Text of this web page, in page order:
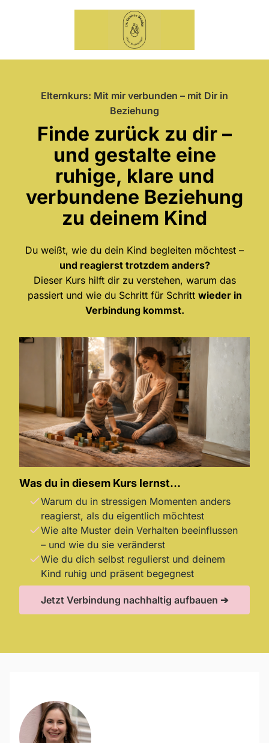
Elternkurs: Mit mir verbunden – mit Dir in
Beziehung
Finde zurück zu dir –
und gestalte eine
ruhige, klare und
verbundene Beziehung
zu deinem Kind
Du weißt, wie du dein Kind begleiten möchtest –
und reagierst trotzdem anders?
Dieser Kurs hilft dir zu verstehen, warum das
passiert und wie du Schritt für Schritt wieder in
Verbindung kommst.
Was du in diesem Kurs lernst...
Warum du in stressigen Momenten anders
reagierst, als du eigentlich möchtest
Wie alte Muster dein Verhalten beeinflussen
– und wie du sie veränderst
Wie du dich selbst regulierst und deinem
Kind ruhig und präsent begegnest
Jetzt Verbindung nachhaltig aufbauen ➔